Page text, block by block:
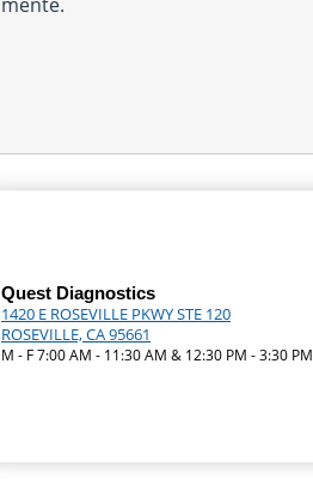
Quest Diagnostics
1420 E ROSEVILLE PKWY STE 120
ROSEVILLE, CA 95661
M - F 7:00 AM - 11:30 AM & 12:30 PM - 3:30 PM